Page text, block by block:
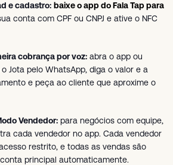
e cadastro: baixe o app do Fala Tap para
conta com CPF ou CNPJ e ative o NFC
cobrança por voz: abra o app ou
Jota pelo WhatsApp, diga o valor e a
e peça ao cliente que aproxime o
Vendedor: para negócios com equipe,
cada vendedor no app. Cada vendedor
restrito, e todas as vendas são
principal automaticamente.